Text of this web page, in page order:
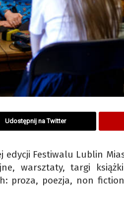
Udostępnij na Twitter
Festiwalu Lublin
warsztaty, targi
proza, poezja, non